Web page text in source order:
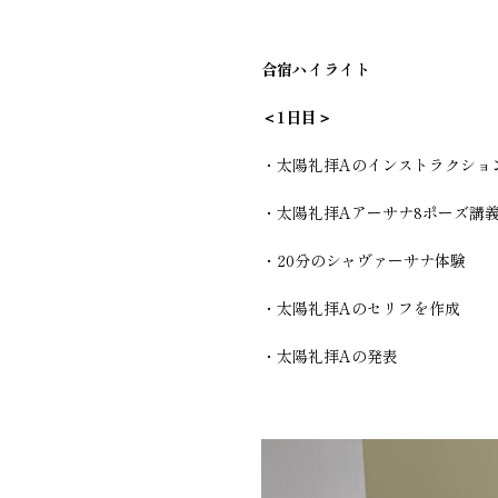
合宿ハイライト
＜1日目＞
・太陽礼拝Aのインストラクショ
・太陽礼拝Aアーサナ8ポーズ講
・20分のシャヴァーサナ体験
・太陽礼拝Aのセリフを作成
・太陽礼拝Aの発表